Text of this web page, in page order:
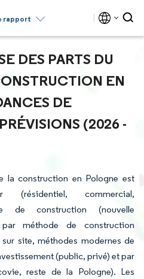
rapport
DES PARTS DU
EN
DE
(2026 -
la construction en Pologne est
commercial,
de construction (nouvelle
méthode de construction
site, méthodes modernes de
(public, privé) et par
reste de la Pologne). Les